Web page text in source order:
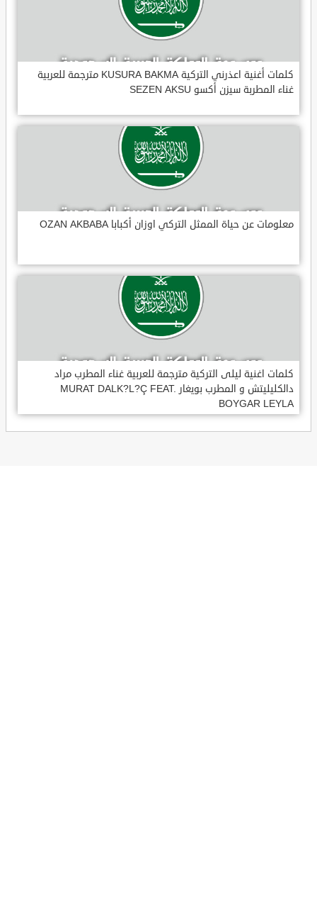
كلمات أغنية اعذرني التركية KUSURA BAKMA مترجمة للعربية
غناء المطربة سيزن أكسو SEZEN AKSU
معلومات عن حياة الممثل التركي اوزان أكبابا OZAN AKBABA
كلمات اغنية ليلى التركية مترجمة للعربية غناء المطرب مراد
دالكليليتش و المطرب بويغار MURAT DALK?L?Ç FEAT.
BOYGAR LEYLA